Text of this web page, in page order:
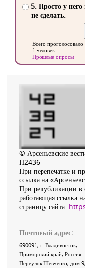
5. Просто у
не сделать.
Всего проголосовало
1 человек
Прошлые опросы
© Арсеньевские
П2436
При перепечатке и
ссылка на
При републикации в
работающая ссылка
страницу сайта:
Почтовый адрес:
690091, г. Владивосток,
Приморский край, Россия
Переулок Шевченко, дом